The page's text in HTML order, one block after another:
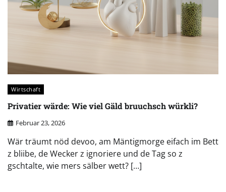
Wirtschaft
Privatier wärde: Wie viel Gäld bruuchsch würkli?
Februar 23, 2026
Wär träumt nöd devoo, am Mäntigmorge eifach im Bett
z bliibe, de Wecker z ignoriere und de Tag so z
gschtalte, wie mers sälber wett? […]